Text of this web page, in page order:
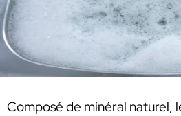
Composé de minéral naturel,